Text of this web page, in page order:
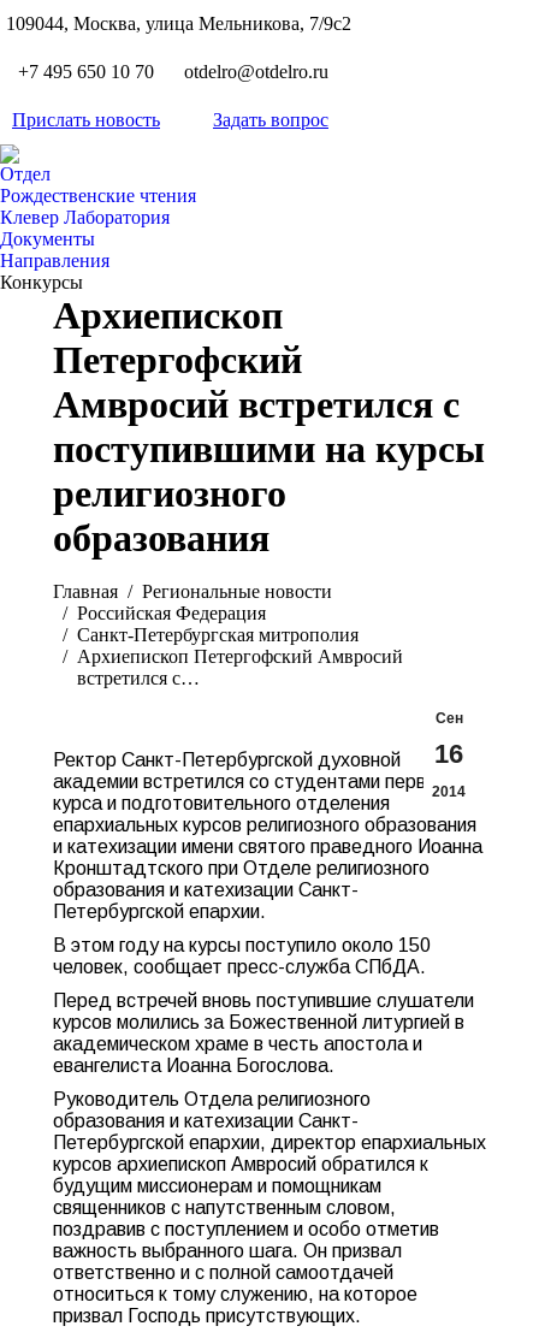
109044, Москва, улица Мельникова, 7/9с2
+7 495 650 10 70 otdelro@otdelro.ru
Прислать новость Задать вопрос
Отдел
Рождественские чтения
Клевер Лаборатория
Документы
Направления
Конкурсы
Архиепископ
Петергофский
Амвросий встретился с
поступившими на курсы
религиозного
образования
Главная
Pегиональные новости
Российская Федерация
Санкт-Петербургская митрополия
Архиепископ Петергофский Амвросий
встретился с…
Сен
16
2014
Ректор Санкт-Петербургской духовной
академии встретился со студентами первого
курса и подготовительного отделения
епархиальных курсов религиозного образования
и катехизации имени святого праведного Иоанна
Кронштадтского при Отделе религиозного
образования и катехизации Санкт-
Петербургской епархии.
В этом году на курсы поступило около 150
человек, сообщает пресс-служба СПбДА.
Перед встречей вновь поступившие слушатели
курсов молились за Божественной литургией в
академическом храме в честь апостола и
евангелиста Иоанна Богослова.
Руководитель Отдела религиозного
образования и катехизации Санкт-
Петербургской епархии, директор епархиальных
курсов архиепископ Амвросий обратился к
будущим миссионерам и помощникам
священников с напутственным словом,
поздравив с поступлением и особо отметив
важность выбранного шага. Он призвал
ответственно и с полной самоотдачей
относиться к тому служению, на которое
призвал Господь присутствующих.